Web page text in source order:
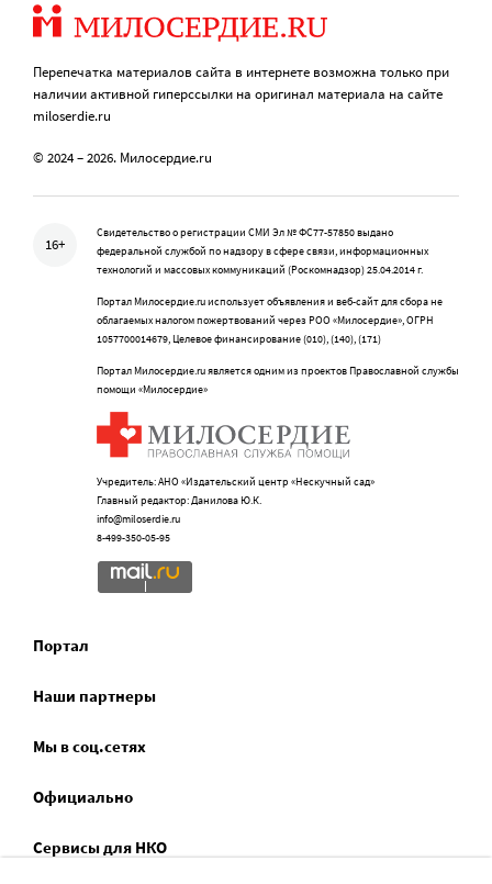
Перепечатка материалов сайта в интернете возможна только при
наличии активной гиперссылки на оригинал материала на сайте
miloserdie.ru
© 2024 – 2026. Милосердие.ru
16+
Свидетельство о регистрации СМИ Эл № ФС77-57850 выдано
федеральной службой по надзору в сфере связи, информационных
технологий и массовых коммуникаций (Роскомнадзор) 25.04.2014 г.
Портал Милосердие.ru использует объявления и веб-сайт для сбора не
облагаемых налогом пожертвований через РОО «Милосердие», ОГРН
1057700014679, Целевое финансирование (010), (140), (171)
Портал Милосердие.ru является одним из проектов Православной службы
помощи «Милосердие»
Учредитель: АНО «Издательский центр «Нескучный сад»
Главный редактор: Данилова Ю.К.
info@miloserdie.ru
8-499-350-05-95
Портал
Наши партнеры
Мы в соц.сетях
Официально
Сервисы для НКО